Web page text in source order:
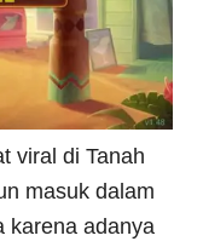
viral di Tanah
masuk dalam
karena adanya